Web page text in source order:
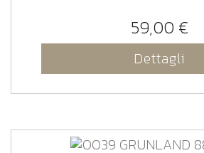
59,00 €
Dettagli